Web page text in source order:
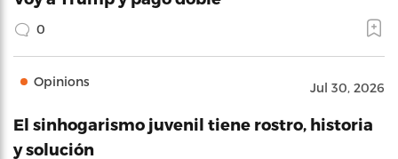
0
Opinions Jul 30, 2026
El sinhogarismo juvenil tiene rostro, historia
y solución